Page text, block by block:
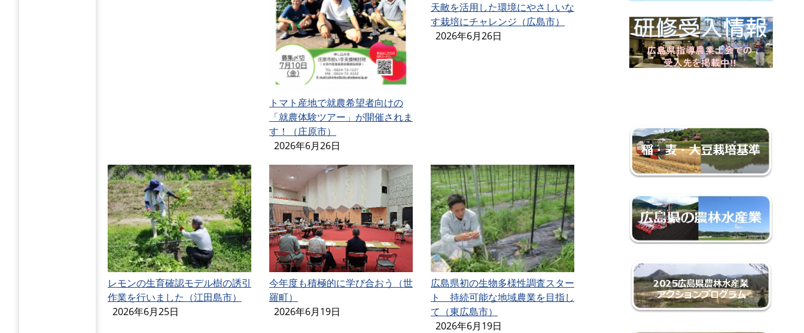
トマト産地で就農希望者向けの
「就農体験ツアー」が開催されま
す！（庄原市）
2026年6月26日
天敵を活用した環境にやさしいな
す栽培にチャレンジ（広島市）
2026年6月26日
レモンの生育確認モデル樹の誘引
作業を行いました（江田島市）
2026年6月25日
今年度も積極的に学び合おう（世
羅町）
2026年6月19日
広島県初の生物多様性調査スター
ト 持続可能な地域農業を目指し
て（東広島市）
2026年6月19日